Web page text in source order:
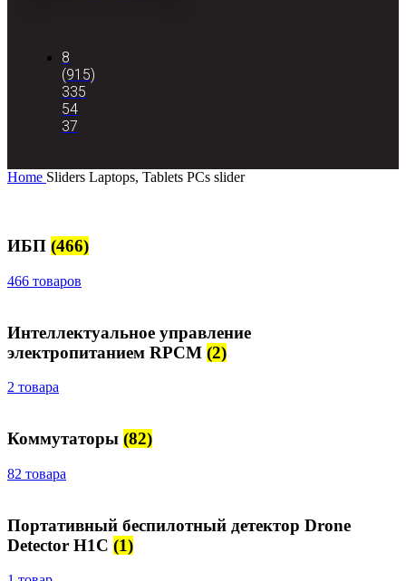
8
(915)
335
54
37
Home Sliders Laptops, Tablets PCs slider
ИБП (466)
466 товаров
Интеллектуальное управление
электропитанием RPCM (2)
2 товара
Коммутаторы (82)
82 товара
Портативный беспилотный детектор Drone
Detector H1C (1)